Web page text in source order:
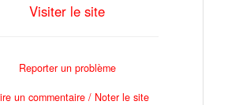
Visiter le site
Reporter un problème
un commentaire / Noter le site